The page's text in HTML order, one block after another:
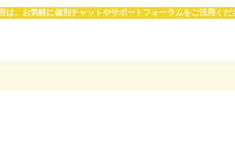
は、お気軽に個別チャットやサポートフォーラムをご活用くだ